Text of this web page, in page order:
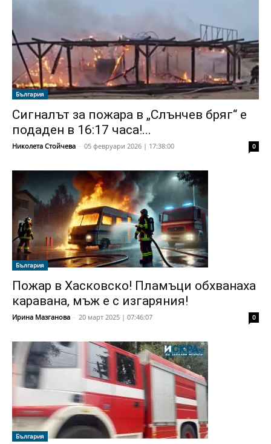
България
Сигналът за пожара в „Слънчев бряг“ е
подаден в 16:17 часа!...
Николета Стойчева - 05 февруари 2026 | 17:38:00 0
България
Пожар в Хасковско! Пламъци обхванаха
каравана, мъж е с изгаряния!
Ирина Мазганова - 20 март 2025 | 07:46:07 0
България